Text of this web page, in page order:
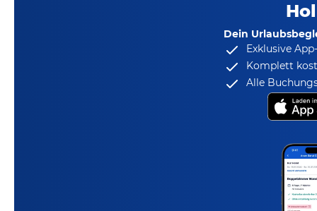
Dein
Exklusive
Komplett
Alle